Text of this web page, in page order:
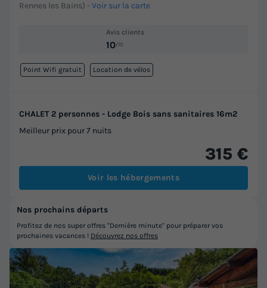
Rennes les Bains) - Voir sur la carte
Avis clients
10/10
Point Wifi gratuit Location de vélos
CHALET 2 personnes - Lodge Bois sans sanitaires 16m2
Meilleur prix pour 7 nuits
315 €
Voir les hébergements
Nos prochains départs
Profitez de nos super offres "Dernière minute" pour préparer vos
prochaines vacances ! Découvrez nos offres